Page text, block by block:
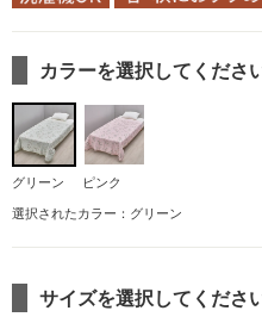
カラーを選択してくださ
グリーン
ピンク
選択されたカラー：グリーン
サイズを選択してくださ